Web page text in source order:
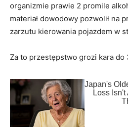
organizmie prawie 2 promile
materiał dowodowy pozwolił na
zarzutu kierowania pojazdem w
Za to przestępstwo grozi kara do